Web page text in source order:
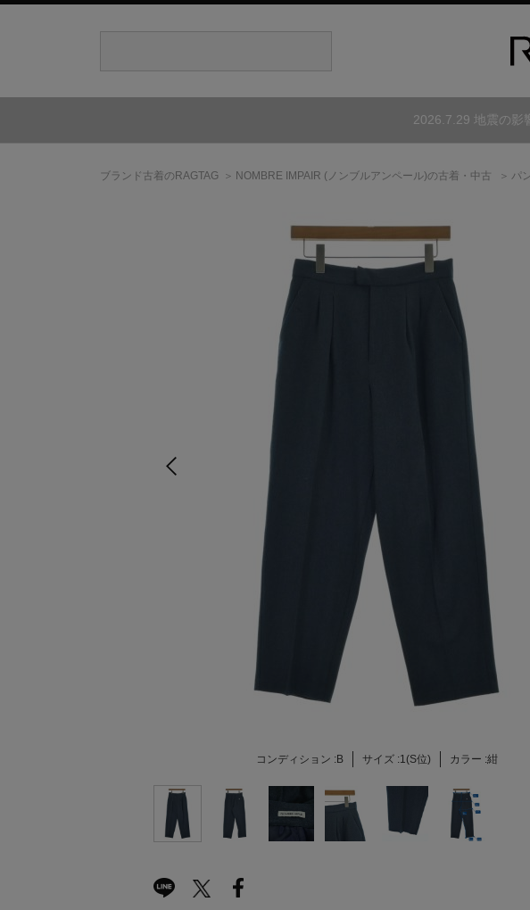
2026.7.29 地震の影
ブランド古着のRAGTAG NOMBRE IMPAIR (ノンブルアンペール)の古着・中古 パ
コンディション :B サイズ :1(S位) カラー :紺